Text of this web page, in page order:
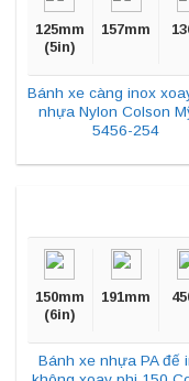
125mm
(5in)
157mm
Bánh xe càng inox
nhựa Nylon Colson
5456-254
150mm
(6in)
191mm
Bánh xe nhựa PA đế